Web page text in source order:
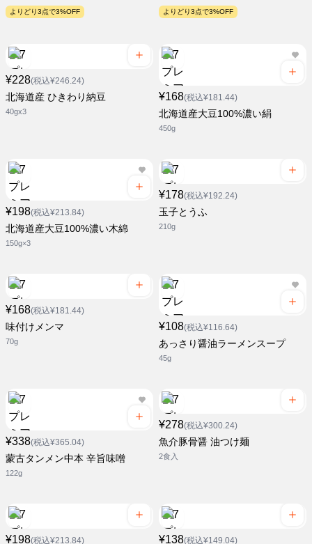
よりどり3点で3%OFF よりどり3点で3%OFF
¥228(税込¥246.24)
北海道産 ひきわり納豆
40gx3
¥168(税込¥181.44)
北海道産大豆100%濃い絹
450g
¥198(税込¥213.84)
北海道産大豆100%濃い木綿
150g×3
¥178(税込¥192.24)
玉子とうふ
210g
¥168(税込¥181.44)
味付けメンマ
70g
¥108(税込¥116.64)
あっさり醤油ラーメンスープ
45g
¥338(税込¥365.04)
蒙古タンメン中本 辛旨味噌
122g
¥278(税込¥300.24)
魚介豚骨醤 油つけ麺
2食入
¥198(税込¥213.84) ¥138(税込¥149.04)